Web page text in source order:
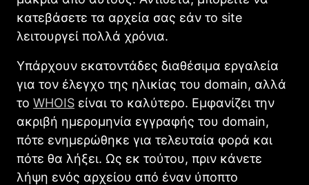
κατεβάσετε τα αρχεία σας εάν το site
λειτουργεί πολλά χρόνια.
Υπάρχουν εκατοντάδες διαθέσιμα εργαλεία
για τον έλεγχο της ηλικίας του domain, αλλά
το WHOIS είναι το καλύτερο. Εμφανίζει την
ακριβή ημερομηνία εγγραφής του domain,
πότε ενημερώθηκε για τελευταία φορά και
πότε θα λήξει. Ως εκ τούτου, πριν κάνετε
λήψη ενός αρχείου από έναν ύποπτο